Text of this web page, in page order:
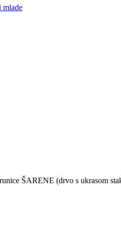
mlade
ŠARENE (drvo s ukrasom